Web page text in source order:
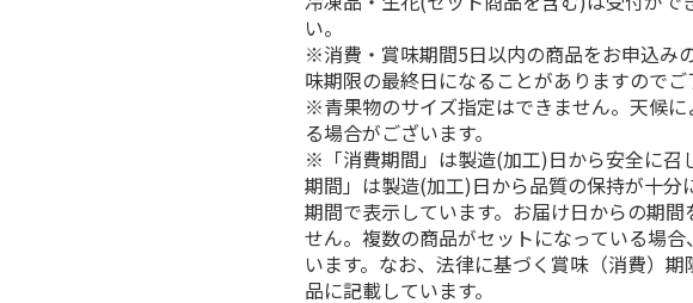
い。
※消費・賞味期間5日以内の商品をお申込み
味期限の最終日になることがありますのでご
※青果物のサイズ指定はできません。天候
る場合がございます。
※「消費期間」は製造(加工)日から安全に召
期間」は製造(加工)日から品質の保持が十分
期間で表示しています。お届け日からの期
せん。複数の商品がセットになっている場
います。なお、法律に基づく賞味（消費）
品に記載しています。